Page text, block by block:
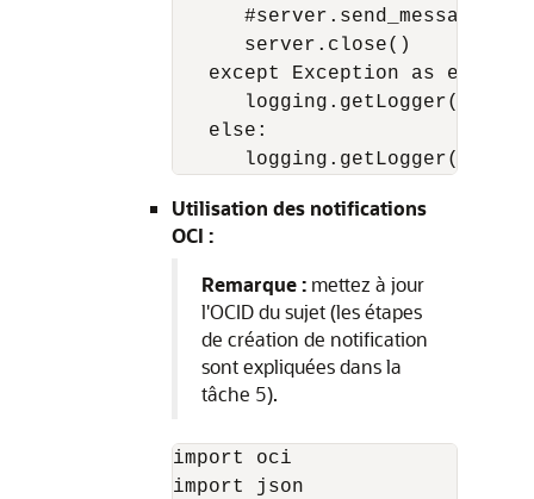
      server.close()
   except Exception as e:
   else:
Utilisation des notifications
OCI :
Remarque : mettez à jour
l'OCID du sujet (les étapes
de création de notification
sont expliquées dans la
tâche 5).
import oci
import json